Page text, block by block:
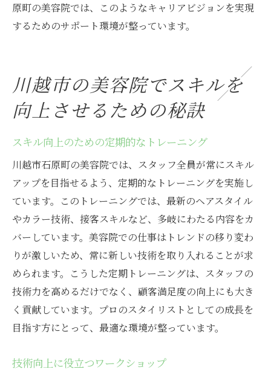
原町の美容院では、このようなキャリアビジョンを実現
するためのサポート環境が整っています。
川越市の美容院でスキルを
向上させるための秘訣
スキル向上のための定期的なトレーニング
川越市石原町の美容院では、スタッフ全員が常にスキル
アップを目指せるよう、定期的なトレーニングを実施し
ています。このトレーニングでは、最新のヘアスタイル
やカラー技術、接客スキルなど、多岐にわたる内容をカ
バーしています。美容院での仕事はトレンドの移り変わ
りが激しいため、常に新しい技術を取り入れることが求
められます。こうした定期トレーニングは、スタッフの
技術力を高めるだけでなく、顧客満足度の向上にも大き
く貢献しています。プロのスタイリストとしての成長を
目指す方にとって、最適な環境が整っています。
技術向上に役立つワークショップ